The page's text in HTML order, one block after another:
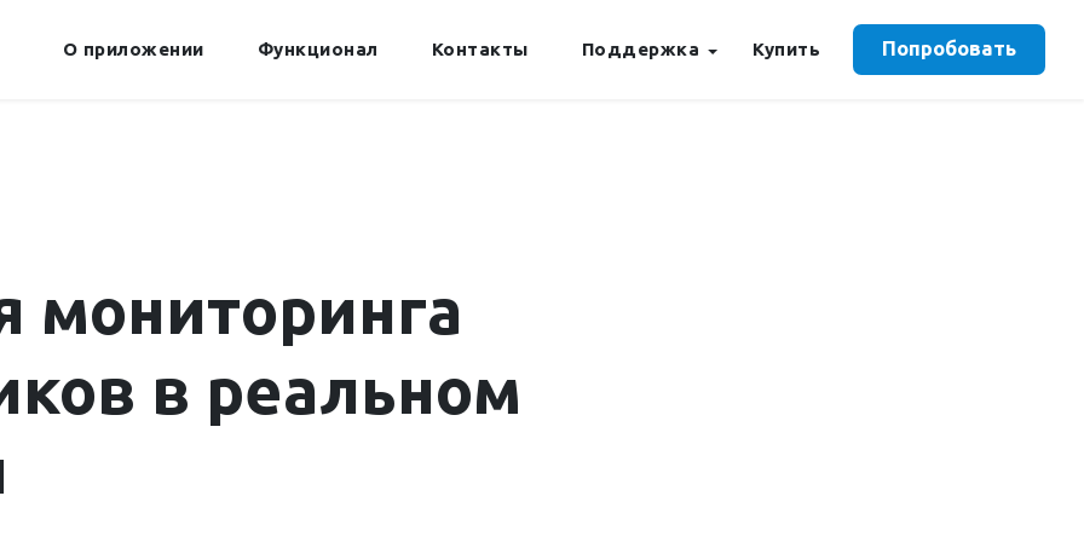
О приложении Функционал Контакты Поддержка Купить Попробовать
мониторинга
в реальном